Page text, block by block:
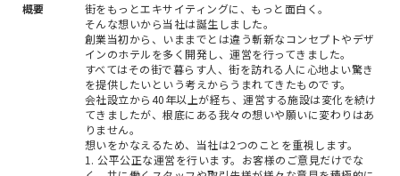
概要
街をもっとエキサイティングに、もっと面白く。
そんな想いから当社は誕生しました。
創業当初から、いままでとは違う斬新なコンセプトやデザ
インのホテルを多く開発し、運営を行ってきました。
すべてはその街で暮らす人、街を訪れる人に心地よい驚き
を提供したいという考えからうまれてきたものです。
会社設立から40年以上が経ち、運営する施設は変化を続け
てきましたが、根底にある我々の想いや願いに変わりはあ
りません。
想いをかなえるため、当社は2つのことを重視します。
1. 公平公正な運営を行います。お客様のご意見だけでな